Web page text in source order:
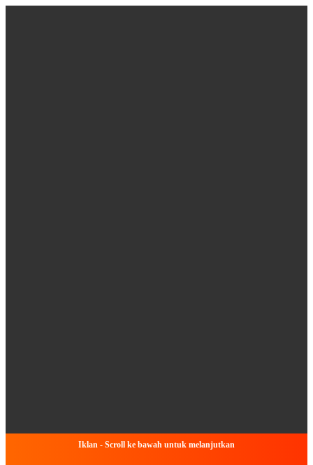
Iklan - Scroll ke bawah untuk melanjutkan